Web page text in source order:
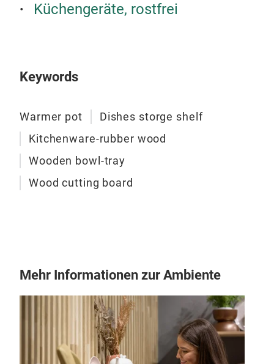
Küchengeräte, rostfrei
Keywords
Warmer pot
Dishes storge shelf
Kitchenware-rubber wood
Wooden bowl-tray
Wood cutting board
Mehr Informationen zur Ambiente